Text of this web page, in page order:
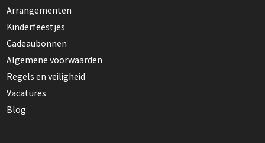
Arrangementen
Kinderfeestjes
Cadeaubonnen
Algemene voorwaarden
Regels en veiligheid
Vacatures
Blog